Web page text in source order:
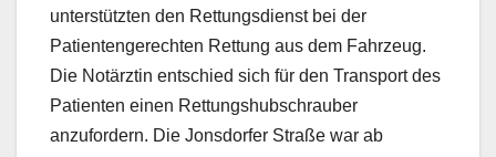
unterstützten den Rettungsdienst bei der
Patientengerechten Rettung aus dem Fahrzeug.
Die Notärztin entschied sich für den Transport des
Patienten einen Rettungshubschrauber
anzufordern. Die Jonsdorfer Straße war ab